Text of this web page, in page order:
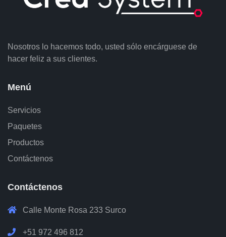
Nosotros lo hacemos todo, usted sólo encárguese de
hacer feliz a sus clientes.
Menú
Servicios
Paquetes
Productos
Contáctenos
Contáctenos
Calle Monte Rosa 233 Surco
+51 972 496 812